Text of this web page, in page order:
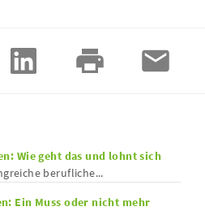
Wie geht das und lohnt sich
berufliche...
Ein Muss oder nicht mehr